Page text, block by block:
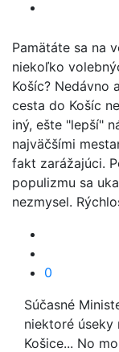
Pamätáte sa na
niekoľko
Košíc? Nedávno
cesta do Košíc
iný, ešte "lepší"
najväčšími
fakt zarážajúci.
populizmu sa
nezmysel.
0
Súčasné
niektoré úseky
Košice... No